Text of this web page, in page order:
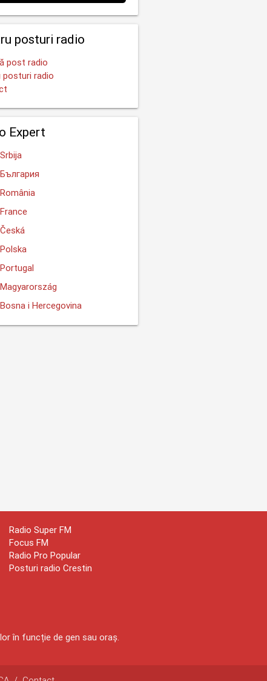
posturi radio
post radio
posturi radio
Expert
Srbija
България
România
France
Česká
Polska
Portugal
Magyarország
Bosna i Hercegovina
Radio Super FM
Focus FM
Radio Pro Popular
Posturi radio Crestin
în funcție de gen sau oraș.